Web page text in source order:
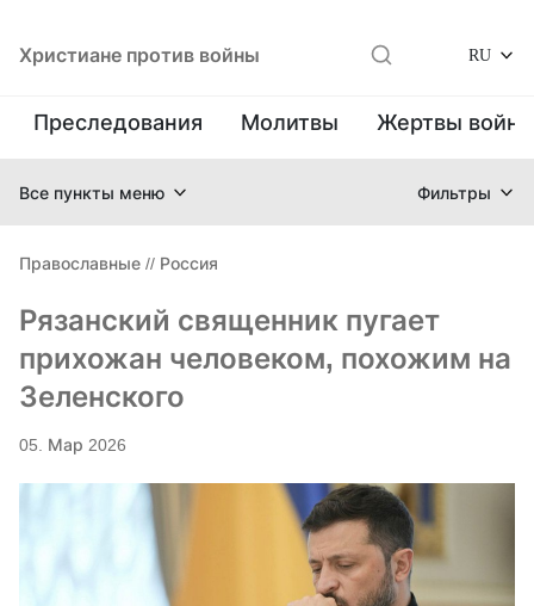
Христиане против войны RU
Преследования Молитвы Жертвы
Все пункты меню Фильтры
Православные // Россия
Рязанский священник пугает
прихожан человеком, похожим на
Зеленского
05. Мар 2026